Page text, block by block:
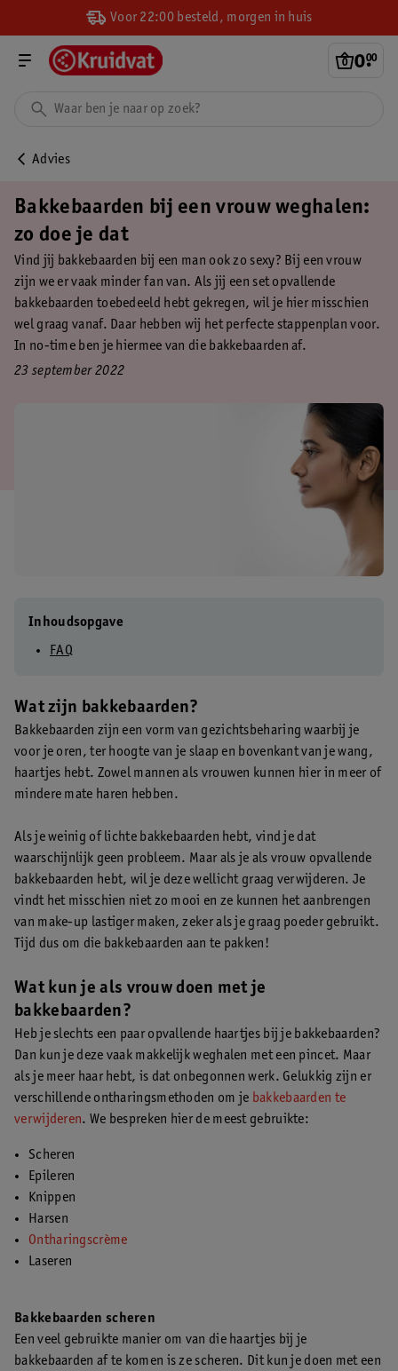
Voor 22:00 besteld, morgen in huis
0.
00
Advies
Bakkebaarden bij een vrouw weghalen:
zo doe je dat
Vind jij bakkebaarden bij een man ook zo sexy? Bij een vrouw
zijn we er vaak minder fan van. Als jij een set opvallende
bakkebaarden toebedeeld hebt gekregen, wil je hier misschien
wel graag vanaf. Daar hebben wij het perfecte stappenplan voor.
In no-time ben je hiermee van die bakkebaarden af.
23 september 2022
Inhoudsopgave
FAQ
Wat zijn bakkebaarden?
Bakkebaarden zijn een vorm van gezichtsbeharing waarbij je
voor je oren, ter hoogte van je slaap en bovenkant van je wang,
haartjes hebt. Zowel mannen als vrouwen kunnen hier in meer of
mindere mate haren hebben.
Als je weinig of lichte bakkebaarden hebt, vind je dat
waarschijnlijk geen probleem. Maar als je als vrouw opvallende
bakkebaarden hebt, wil je deze wellicht graag verwijderen. Je
vindt het misschien niet zo mooi en ze kunnen het aanbrengen
van make-up lastiger maken, zeker als je graag poeder gebruikt.
Tijd dus om die bakkebaarden aan te pakken!
Wat kun je als vrouw doen met je
bakkebaarden?
Heb je slechts een paar opvallende haartjes bij je bakkebaarden?
Dan kun je deze vaak makkelijk weghalen met een pincet. Maar
als je meer haar hebt, is dat onbegonnen werk. Gelukkig zijn er
verschillende ontharingsmethoden om je bakkebaarden te
verwijderen. We bespreken hier de meest gebruikte:
Scheren
Epileren
Knippen
Harsen
Ontharingscrème
Laseren
Bakkebaarden scheren
Een veel gebruikte manier om van die haartjes bij je
bakkebaarden af te komen is ze scheren. Dit kun je doen met een